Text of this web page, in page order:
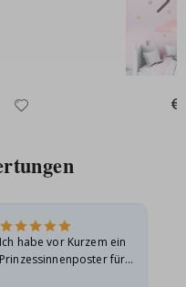
Ich habe vor Kurzem ein
Prinzessinnenposter für